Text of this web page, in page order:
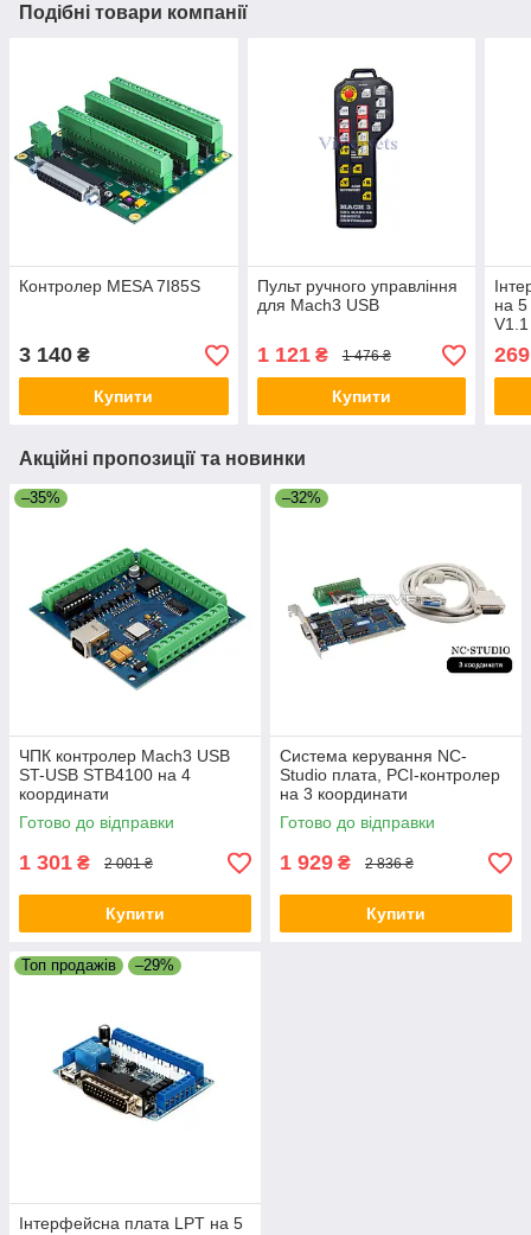
Подібні товари компанії
Контролер MESA 7I85S
3 140 ₴
Купити
Пульт ручного управління
для Mach3 USB
1 121₴ 1 476 ₴
Купити
на 5
V1.1
269
Акційні пропозиції та новинки
–35%
ЧПК контролер Mach3 USB
ST-USB STB4100 на 4
координати
Готово до відправки
1 301 ₴ 2 001 ₴
Купити
–32%
Система керування NC-
Studio плата, PCI-контролер
на 3 координати
Готово до відправки
1 929 ₴ 2 836 ₴
Купити
Топ продажів –29%
Інтерфейсна плата LPT на 5